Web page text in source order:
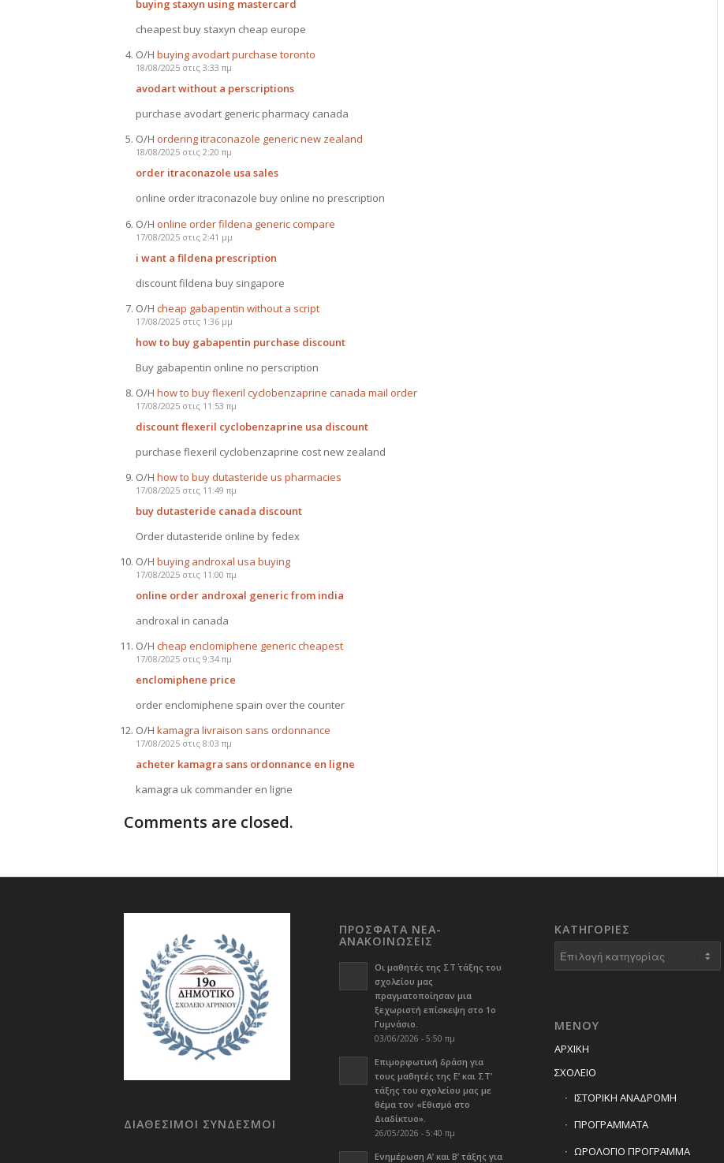
buying staxyn using mastercard
cheapest buy staxyn cheap europe
Ο/Η buying avodart purchase toronto
18/08/2025 στις 3:33 πμ
avodart without a perscriptions
purchase avodart generic pharmacy canada
Ο/Η ordering itraconazole generic new zealand
18/08/2025 στις 2:20 πμ
order itraconazole usa sales
online order itraconazole buy online no prescription
Ο/Η online order fildena generic compare
17/08/2025 στις 2:41 μμ
i want a fildena prescription
discount fildena buy singapore
Ο/Η cheap gabapentin without a script
17/08/2025 στις 1:36 μμ
how to buy gabapentin purchase discount
Buy gabapentin online no perscription
Ο/Η how to buy flexeril cyclobenzaprine canada mail order
17/08/2025 στις 11:53 πμ
discount flexeril cyclobenzaprine usa discount
purchase flexeril cyclobenzaprine cost new zealand
Ο/Η how to buy dutasteride us pharmacies
17/08/2025 στις 11:49 πμ
buy dutasteride canada discount
Order dutasteride online by fedex
Ο/Η buying androxal usa buying
17/08/2025 στις 11:00 πμ
online order androxal generic from india
androxal in canada
Ο/Η cheap enclomiphene generic cheapest
17/08/2025 στις 9:34 πμ
enclomiphene price
order enclomiphene spain over the counter
Ο/Η kamagra livraison sans ordonnance
17/08/2025 στις 8:03 πμ
acheter kamagra sans ordonnance en ligne
kamagra uk commander en ligne
Comments are closed.
ΔΙΑΘΕΣΙΜΟΙ ΣΥΝΔΕΣΜΟΙ
ΠΡΟΣΦΑΤΑ ΝΕΑ-
ΑΝΑΚΟΙΝΩΣΕΙΣ
Οι μαθητές της ΣΤ΄ τάξης του
σχολείου μας
πραγματοποίησαν μια
ξεχωριστή επίσκεψη στο 1ο
Γυμνάσιο.
03/06/2026 - 5:50 πμ
Επιμορφωτική δράση για
τους μαθητές της Ε’ και ΣΤ’
τάξης του σχολείου μας με
θέμα τον «Εθισμό στο
Διαδίκτυο».
26/05/2026 - 5:40 πμ
Ενημέρωση Α’ και Β’ τάξης για
KΑΤΗΓΟΡΊΕΣ
ΜΕΝΟΥ
ΑΡΧΙΚΗ
ΣΧΟΛΕΙΟ
ΙΣΤΟΡΙΚΗ ΑΝΑΔΡΟΜΗ
ΠΡΟΓΡΑΜΜΑΤΑ
ΩΡΟΛΟΓΙΟ ΠΡΟΓΡΑΜΜΑ